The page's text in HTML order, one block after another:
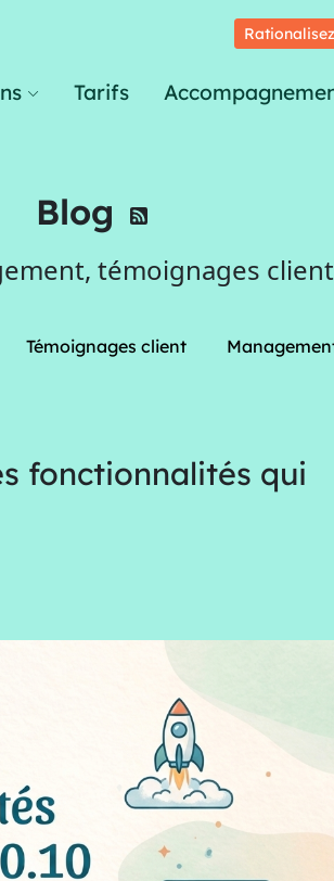
Tarifs
Blog
témoignages
Témoignages client
fonctionnalités qui